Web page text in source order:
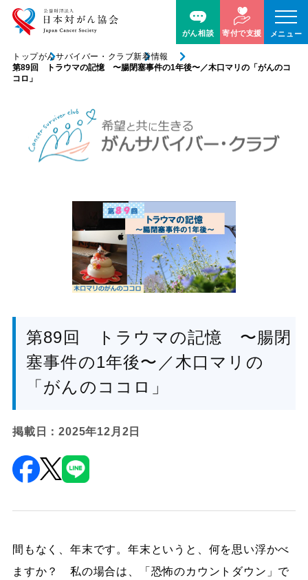
がん相談 寄付で支援 メニュー
トップがんサバイバー・クラブ新着情報
第89回 トラウマの記憶 〜腸閉塞事件の1年後〜／木口マリの「がんのコ
コロ」
第89回 トラウマの記憶 〜腸閉
塞事件の1年後〜／木口マリの
「がんのココロ」
掲載日：2025年12月2日
間もなく、年末です。年末というと、何を思い浮かべ
ますか？ 私の場合は、「恐怖のカウントダウン」で